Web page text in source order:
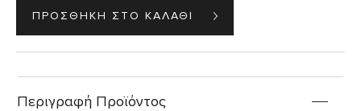
Περιγραφή Προϊόντος